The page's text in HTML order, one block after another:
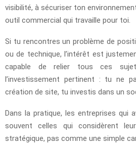
visibilité, à sécuriser ton
outil commercial qui travaille pour toi.
Si tu rencontres un problème de
ou de technique, l’intérêt est
capable de relier tous ces
l’investissement pertinent : tu ne
création de site, tu investis dans un
Dans la pratique, les entreprises qui
souvent celles qui considèrent
stratégique, pas comme une simple